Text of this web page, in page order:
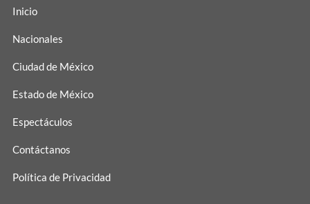
Inicio
Nacionales
Ciudad de México
Estado de México
Espectáculos
Contáctanos
Política de Privacidad